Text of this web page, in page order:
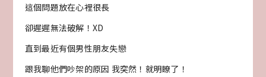
這個問題放在心裡很長
卻遲遲無法破解！XD
直到最近有個男性朋友失戀
跟我聊他們吵架的原因 我突然！就明瞭了！